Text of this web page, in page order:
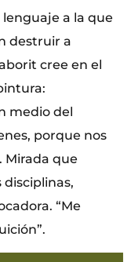
lenguaje a la que
destruir a
cree en el
medio del
porque nos
Mirada que
disciplinas,
“Me